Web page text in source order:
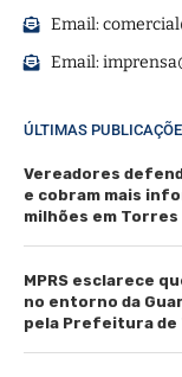
Email:
Email:
ÚLTIMAS
Vereadores
e cobram mais
milhões em Torres
MPRS esclarece
no entorno da
pela Prefeitura de